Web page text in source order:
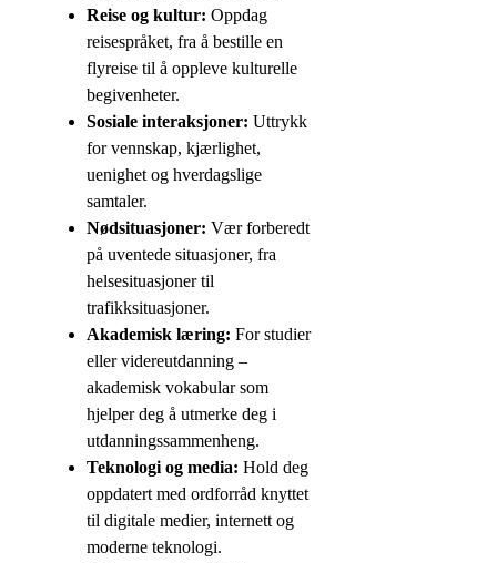
Reise og kultur: Oppdag
reisespråket, fra å bestille en
flyreise til å oppleve kulturelle
begivenheter.
Sosiale interaksjoner: Uttrykk
for vennskap, kjærlighet,
uenighet og hverdagslige
samtaler.
Nødsituasjoner: Vær forberedt
på uventede situasjoner, fra
helsesituasjoner til
trafikksituasjoner.
Akademisk læring: For studier
eller videreutdanning –
akademisk vokabular som
hjelper deg å utmerke deg i
utdanningssammenheng.
Teknologi og media: Hold deg
oppdatert med ordforråd knyttet
til digitale medier, internett og
moderne teknologi.